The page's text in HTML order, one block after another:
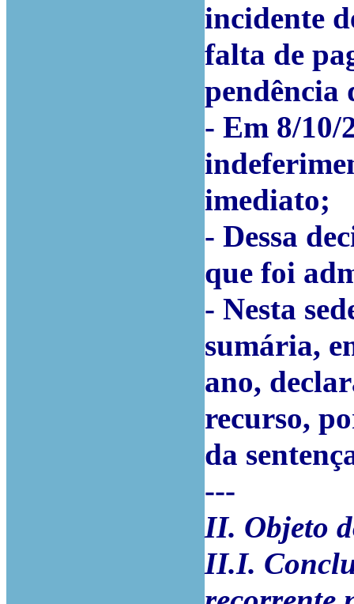
incidente
falta de
pendência
- Em 8/10/
imediato;
- Dessa
que foi
- Nesta
sumária,
ano,
recurso,
da
---
II. Objeto
II.I.